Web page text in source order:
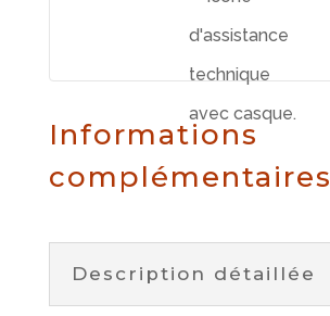
Informations
complémentaires
Description détaillée